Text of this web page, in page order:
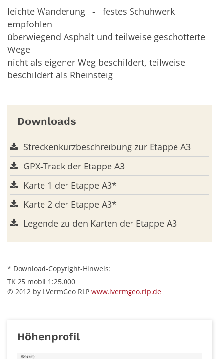
leichte Wanderung - festes Schuhwerk
empfohlen
überwiegend Asphalt und teilweise geschotterte
Wege
nicht als eigener Weg beschildert, teilweise
beschildert als Rheinsteig
Downloads
Streckenkurzbeschreibung zur Etappe A3
GPX-Track der Etappe A3
Karte 1 der Etappe A3*
Karte 2 der Etappe A3*
Legende zu den Karten der Etappe A3
* Download-Copyright-Hinweis:
TK 25 mobil 1:25.000
© 2012 by LVermGeo RLP www.lvermgeo.rlp.de
Höhenprofil